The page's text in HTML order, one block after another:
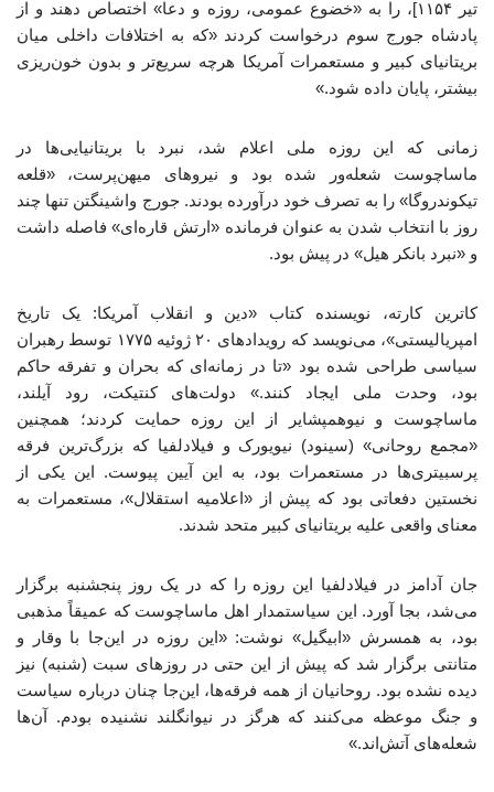
تیر ۱۱۵۴]، را به «خضوع عمومی، روزه و دعا» اختصاص دهند و از
پادشاه جورج سوم درخواست کردند «که به اختلافات داخلی میان
بریتانیای کبیر و مستعمرات آمریکا هرچه سریع‌تر و بدون خون‌ریزی
بیشتر، پایان داده شود.»
زمانی که این روزه ملی اعلام شد، نبرد با بریتانیایی‌ها در
ماساچوست شعله‌ور شده بود و نیروهای میهن‌پرست، «قلعه
تیکوندروگا» را به تصرف خود درآورده بودند. جورج واشینگتن تنها چند
روز با انتخاب شدن به عنوان فرمانده «ارتش قاره‌ای» فاصله داشت
و «نبرد بانکر هیل» در پیش بود.
کاترین کارته، نویسنده کتاب «دین و انقلاب آمریکا: یک تاریخ
امپریالیستی»، می‌نویسد که رویدادهای ۲۰ ژوئیه ۱۷۷۵ توسط رهبران
سیاسی طراحی شده بود «تا در زمانه‌ای که بحران و تفرقه حاکم
بود، وحدت ملی ایجاد کنند.» دولت‌های کنتیکت، رود آیلند،
ماساچوست و نیوهمپشایر از این روزه حمایت کردند؛ همچنین
«مجمع روحانی» (سینود) نیویورک و فیلادلفیا که بزرگ‌ترین فرقه
پرسبیتری‌ها در مستعمرات بود، به این آیین پیوست. این یکی از
نخستین دفعاتی بود که پیش از «اعلامیه استقلال»، مستعمرات به
معنای واقعی علیه بریتانیای کبیر متحد شدند.
جان آدامز در فیلادلفیا این روزه را که در یک روز پنجشنبه برگزار
می‌شد، بجا آورد. این سیاستمدار اهل ماساچوست که عمیقاً مذهبی
بود، به همسرش «ابیگیل» نوشت: «این روزه در این‌جا با وقار و
متانتی برگزار شد که پیش از این حتی در روزهای سبت (شنبه) نیز
دیده نشده بود. روحانیان از همه فرقه‌ها، این‌جا چنان درباره سیاست
و جنگ موعظه می‌کنند که هرگز در نیوانگلند نشنیده بودم. آن‌ها
شعله‌های آتش‌اند.»